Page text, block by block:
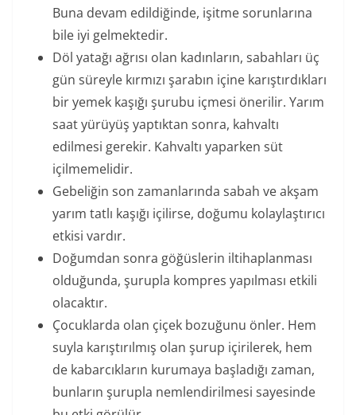
Buna devam edildiğinde, işitme sorunlarına
bile iyi gelmektedir.
Döl yatağı ağrısı olan kadınların, sabahları üç
gün süreyle kırmızı şarabın içine karıştırdıkları
bir yemek kaşığı şurubu içmesi önerilir. Yarım
saat yürüyüş yaptıktan sonra, kahvaltı
edilmesi gerekir. Kahvaltı yaparken süt
içilmemelidir.
Gebeliğin son zamanlarında sabah ve akşam
yarım tatlı kaşığı içilirse, doğumu kolaylaştırıcı
etkisi vardır.
Doğumdan sonra göğüslerin iltihaplanması
olduğunda, şurupla kompres yapılması etkili
olacaktır.
Çocuklarda olan çiçek bozuğunu önler. Hem
suyla karıştırılmış olan şurup içirilerek, hem
de kabarcıkların kurumaya başladığı zaman,
bunların şurupla nemlendirilmesi sayesinde